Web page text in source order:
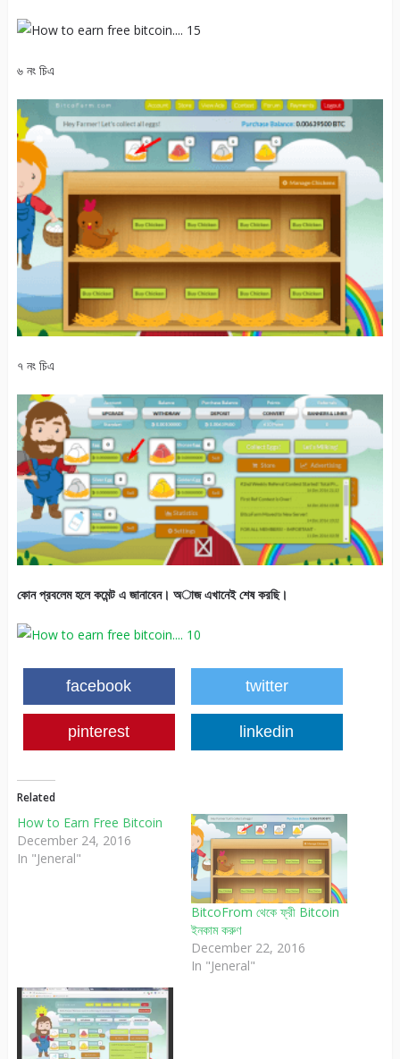
৬ নং চিএ
৭ নং চিএ
কোন প্রবলেম হলে কমেন্ট এ জানাবেন। অাজ এখানেই শেষ করছি।
facebook twitter
pinterest linkedin
Related
How to Earn Free Bitcoin
December 24, 2016
In "Jeneral"
BitcoFrom থেকে ফ্রী Bitcoin
ইনকাম করুণ
December 22, 2016
In "Jeneral"